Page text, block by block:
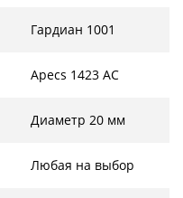
Гардиан 1001
Apecs 1423 AC
Диаметр 20 мм
Любая на выбор